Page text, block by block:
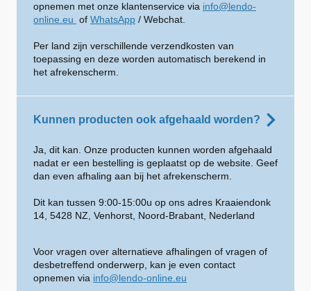
opnemen met onze klantenservice via info@lendo-
online.eu of WhatsApp / Webchat.
Per land zijn verschillende verzendkosten van
toepassing en deze worden automatisch berekend in
het afrekenscherm.
Kunnen producten ook afgehaald worden?
Ja, dit kan. Onze producten kunnen worden afgehaald
nadat er een bestelling is geplaatst op de website. Geef
dan even afhaling aan bij het afrekenscherm.
Dit kan tussen 9:00-15:00u op ons adres Kraaiendonk
14, 5428 NZ, Venhorst, Noord-Brabant, Nederland
Voor vragen over alternatieve afhalingen of vragen of
desbetreffend onderwerp, kan je even contact
opnemen via info@lendo-online.eu